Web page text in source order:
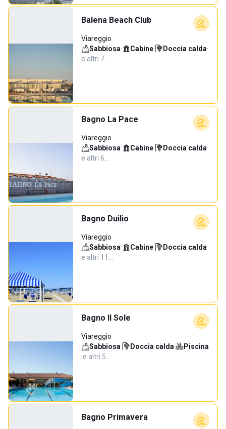
Balena Beach Club
Viareggio
Sabbiosa· Cabine· Doccia calda·
e altri 7…
Bagno La Pace
Viareggio
Sabbiosa· Cabine· Doccia calda·
e altri 6…
Bagno Duilio
Viareggio
Sabbiosa· Cabine· Doccia calda·
e altri 11…
Bagno Il Sole
Viareggio
Sabbiosa· Doccia calda·
Piscina
·e altri 5…
Bagno Primavera